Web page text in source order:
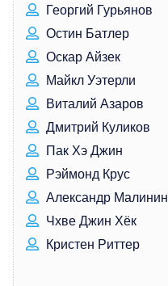
Георгий Гурьянов
Остин Батлер
Оскар Айзек
Майкл Уэтерли
Виталий Азаров
Дмитрий Куликов
Пак Хэ Джин
Рэймонд Крус
Александр Малинин
Чхве Джин Хёк
Кристен Риттер